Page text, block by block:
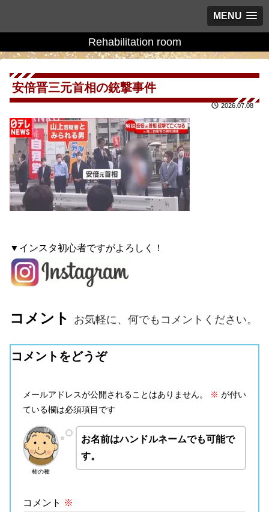
MENU
Rehabilitation room
安倍晋三元首相の銃撃事件
2026.07.08
▼インスタ初心者ですがよろしく！
コメント お気軽に、何でもコメントください。
コメントをどうぞ
メールアドレスが公開されることはありません。 ※ が付い
ている欄は必須項目です
柿の種
お名前はハンドルネームでも可能で
す。
コメント ※